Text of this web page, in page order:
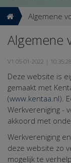
Algemene
Algemene
V1 05-01-2022 | 10:35:28
Deze website is
gemaakt met
(www.kentaa.nl).
Werkvereniging -
akkoord met
Werkvereniging
deze website zo
mogelijk te